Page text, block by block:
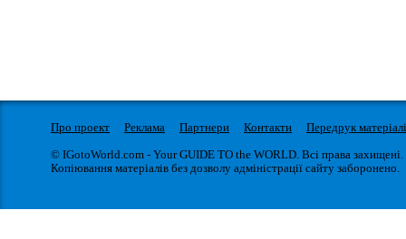
Про проект Реклама Партнери Контакти
Передрук
© IGotoWorld.com - Your GUIDE TO the WORLD. Всі права захищені.
Копіювання матеріалів без дозволу адміністрації сайту заборонено.